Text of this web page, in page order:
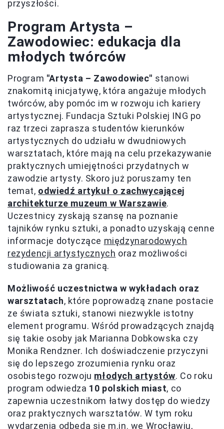
przyszłości.
Program Artysta –
Zawodowiec: edukacja dla
młodych twórców
Program "Artysta – Zawodowiec" stanowi
znakomitą inicjatywę, która angażuje młodych
twórców, aby pomóc im w rozwoju ich kariery
artystycznej. Fundacja Sztuki Polskiej ING po
raz trzeci zaprasza studentów kierunków
artystycznych do udziału w dwudniowych
warsztatach, które mają na celu przekazywanie
praktycznych umiejętności przydatnych w
zawodzie artysty. Skoro już poruszamy ten
temat, odwiedź artykuł o zachwycającej
architekturze muzeum w Warszawie.
Uczestnicy zyskają szansę na poznanie
tajników rynku sztuki, a ponadto uzyskają cenne
informacje dotyczące międzynarodowych
rezydencji artystycznych oraz możliwości
studiowania za granicą.
Możliwość uczestnictwa w wykładach oraz
warsztatach, które poprowadzą znane postacie
ze świata sztuki, stanowi niezwykle istotny
element programu. Wśród prowadzących znajdą
się takie osoby jak Marianna Dobkowska czy
Monika Rendzner. Ich doświadczenie przyczyni
się do lepszego zrozumienia rynku oraz
osobistego rozwoju młodych artystów. Co roku
program odwiedza 10 polskich miast, co
zapewnia uczestnikom łatwy dostęp do wiedzy
oraz praktycznych warsztatów. W tym roku
wydarzenia odbędą się m.in. we Wrocławiu,